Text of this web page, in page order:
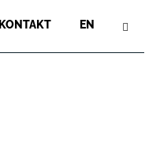
KONTAKT EN